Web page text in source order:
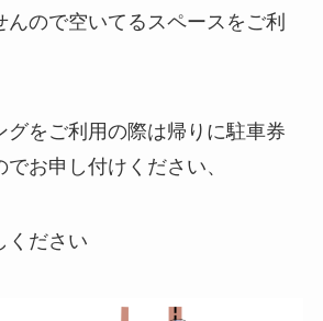
ので空いてるスペースをご利
グをご利用の際は帰りに駐車券
お申し付けください、
ください